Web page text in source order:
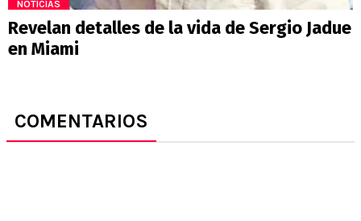
NOTICIAS
Revelan detalles de la vida de Sergio Jadue
en Miami
COMENTARIOS